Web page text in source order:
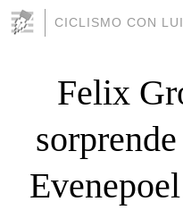
CICLISMO CON
Felix